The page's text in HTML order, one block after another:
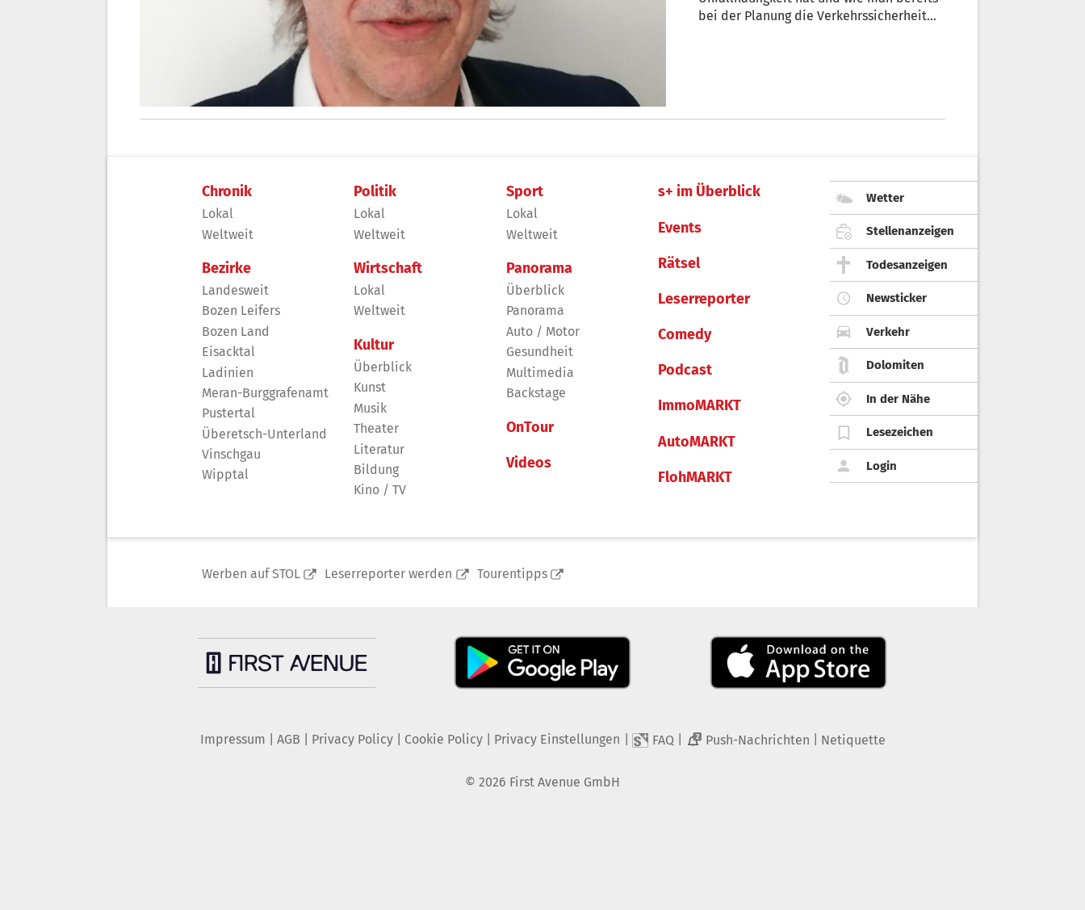
bei der Planung die Verkehrssicherheit
Chronik
Lokal
Weltweit
Bezirke
Landesweit
Bozen Leifers
Bozen Land
Eisacktal
Ladinien
Meran-Burggrafenamt
Pustertal
Überetsch-Unterland
Vinschgau
Wipptal
Politik
Lokal
Weltweit
Wirtschaft
Lokal
Weltweit
Kultur
Überblick
Kunst
Musik
Theater
Literatur
Bildung
Kino / TV
Sport
Lokal
Weltweit
Panorama
Überblick
Panorama
Auto / Motor
Gesundheit
Multimedia
Backstage
OnTour
Videos
s+ im Überblick
Events
Rätsel
Leserreporter
Comedy
Podcast
ImmoMARKT
AutoMARKT
FlohMARKT
Wetter
Stellenanzeigen
Todesanzeigen
Newsticker
Verkehr
Dolomiten
In der Nähe
Lesezeichen
Login
Werben auf STOL Leserreporter werden Tourentipps
Impressum AGB Privacy Policy| Cookie Policy| Privacy Einstellungen FAQ 2 Push-Nachrichten Netiquette
© 2026 First Avenue GmbH